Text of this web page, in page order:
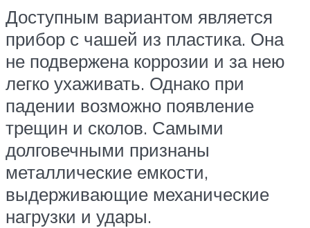
Доступным вариантом является
прибор с чашей из пластика. Она
не подвержена коррозии и за нею
легко ухаживать. Однако при
падении возможно появление
трещин и сколов. Самыми
долговечными признаны
металлические емкости,
выдерживающие механические
нагрузки и удары.